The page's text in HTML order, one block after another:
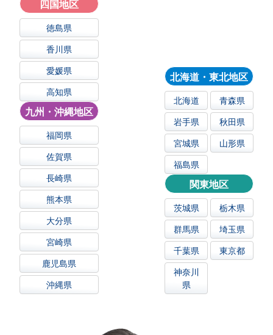
北海道・東北地区
北海道
青森県
岩手県
秋田県
宮城県
山形県
福島県
関東地区
茨城県
栃木県
群馬県
埼玉県
千葉県
東京都
神奈川
県
四国地区
徳島県
香川県
愛媛県
高知県
九州・沖縄地区
福岡県
佐賀県
長崎県
熊本県
大分県
宮崎県
鹿児島県
沖縄県